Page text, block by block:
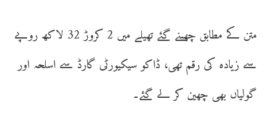
متن کے مطابق چھینے گئے تھیلے میں 2 کروڑ 32 لاکھ روپے
سے زیادہ کی رقم تھی، ڈاکو سیکیورٹی گارڈ سے اسلحہ اور
گولیاں بھی چھین کر لے گئے۔